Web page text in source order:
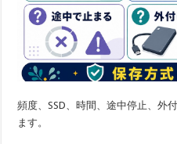
頻度、SSD、時間、途中停止、外
ます。